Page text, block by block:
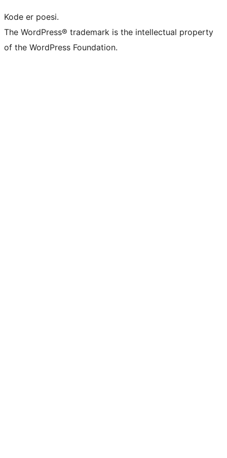
Kode er poesi.
The WordPress® trademark is the intellectual property
of the WordPress Foundation.